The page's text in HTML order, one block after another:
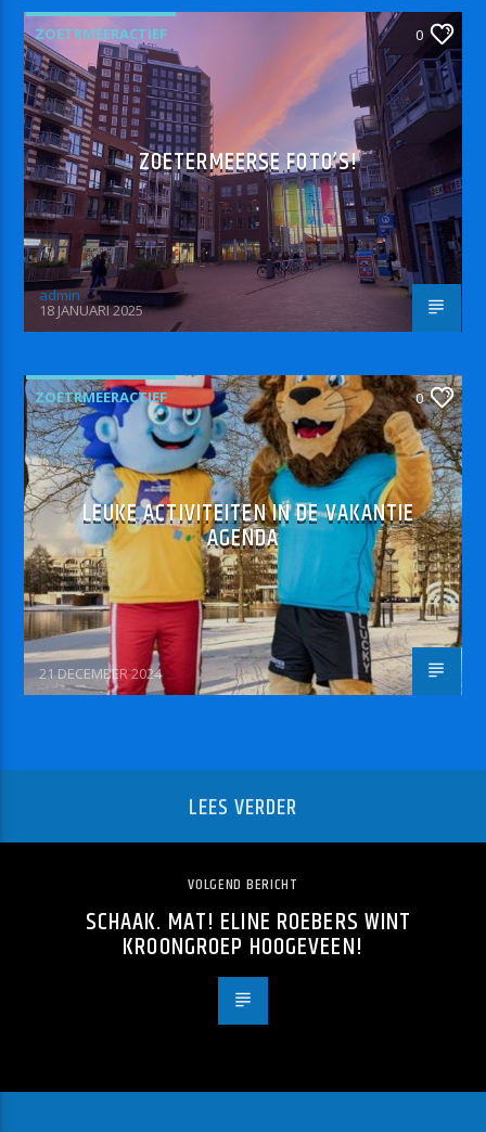
ZOETRMEERACTIEF 0
ZOETERMEERSE FOTO’S!
admin
18 JANUARI 2025
ZOETRMEERACTIEF 0
LEUKE ACTIVITEITEN IN DE VAKANTIE
AGENDA
21 DECEMBER 2024
LEES VERDER
VOLGEND BERICHT
SCHAAK. MAT! ELINE ROEBERS WINT
KROONGROEP HOOGEVEEN!